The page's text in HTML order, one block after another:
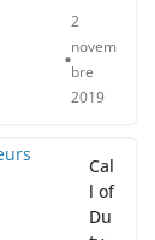
2
novem
bre
2019
Cal
l of
Du